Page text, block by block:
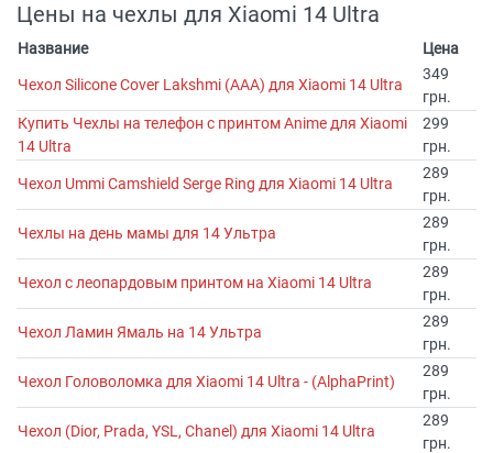
Цены на чехлы для Xiaomi 14 Ultra
Название Цена
Чехол Silicone Cover Lakshmi (AAA) для Xiaomi 14 Ultra
349
грн.
Купить Чехлы на телефон с принтом Anime для Xiaomi
14 Ultra
299
грн.
Чехол Ummi Camshield Serge Ring для Xiaomi 14 Ultra
289
грн.
Чехлы на день мамы для 14 Ультра
289
грн.
Чехол с леопардовым принтом на Xiaomi 14 Ultra
289
грн.
Чехол Ламин Ямаль на 14 Ультра
289
грн.
Чехол Головоломка для Xiaomi 14 Ultra - (AlphaPrint)
289
грн.
Чехол (Dior, Prada, YSL, Chanel) для Xiaomi 14 Ultra
289
грн.